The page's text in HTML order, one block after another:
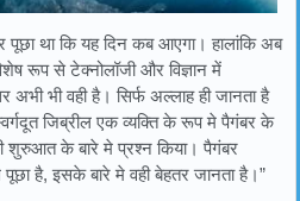
पूछा था कि यह दिन कब आएगा। हालांकि अब
रूप से टेक्नोलॉजी और विज्ञान में
भी वही है। सिर्फ अल्लाह ही जानता है
जिब्रील एक व्यक्ति के रूप मे पैगंबर के
शुरुआत के बारे मे प्रश्न किया। पैगंबर
है, इसके बारे मे वही बेहतर जानता है।”